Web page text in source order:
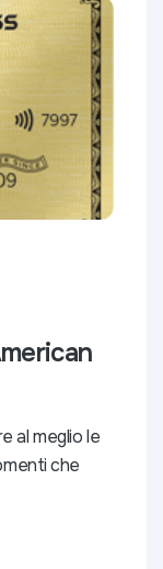
al meglio le
che